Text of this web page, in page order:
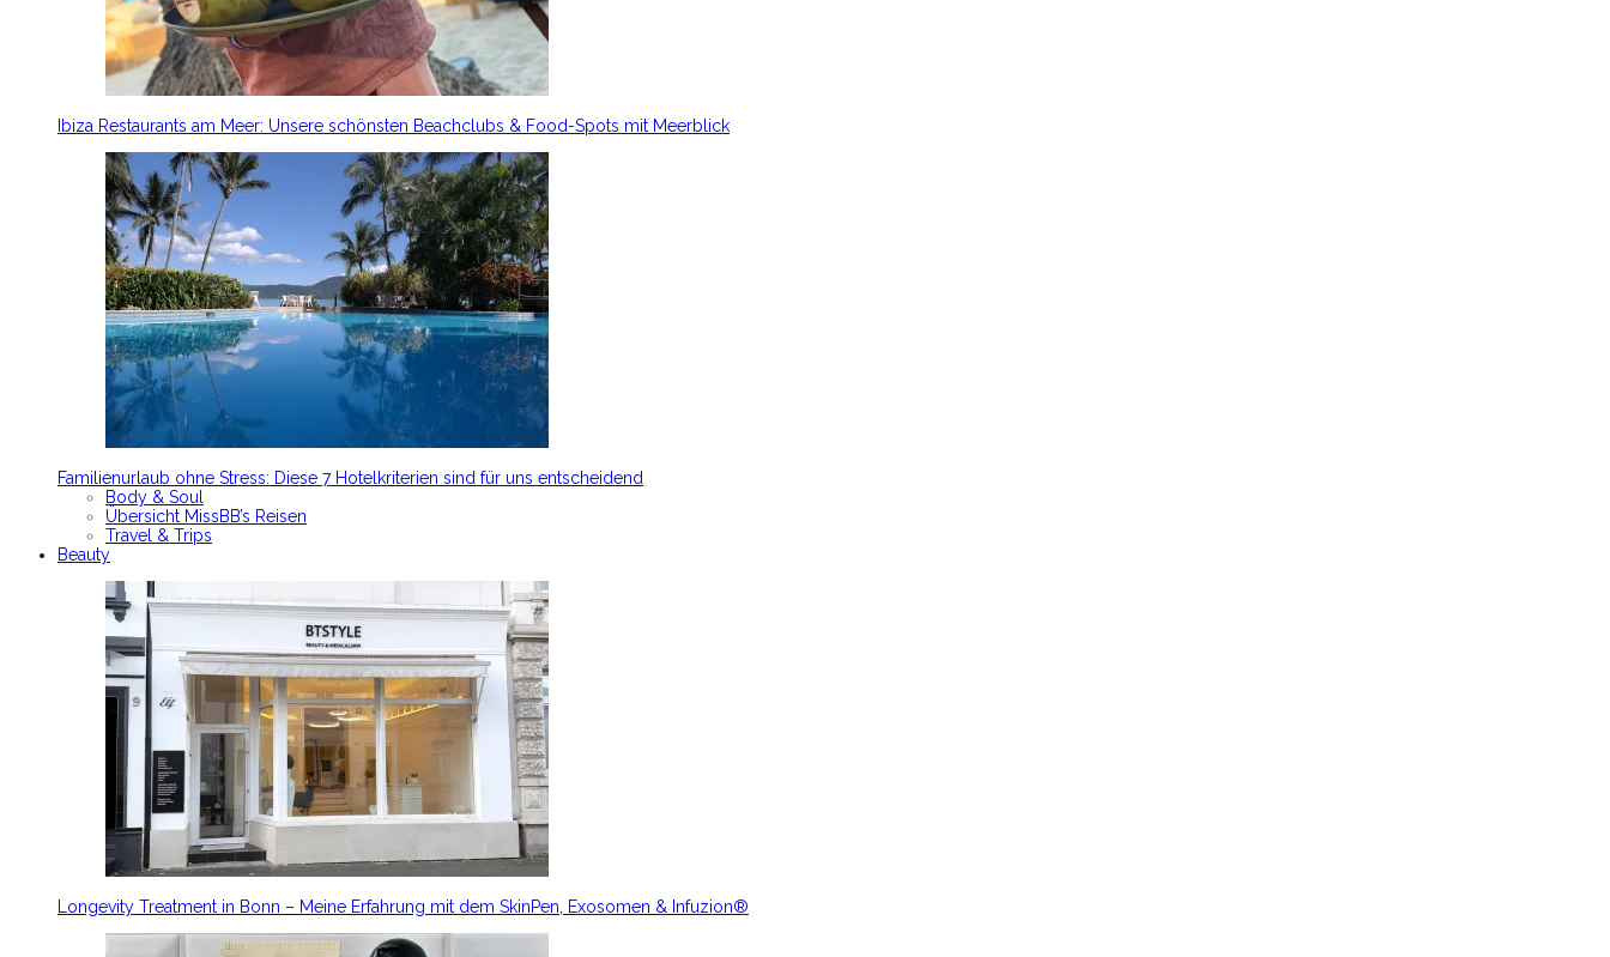
Ibiza Restaurants am Meer: Unsere schönsten Beachclubs & Food-Spots mit Meerblick
Familienurlaub ohne Stress: Diese 7 Hotelkriterien sind für uns entscheidend
Body & Soul
Übersicht MissBB’s Reisen
Travel & Trips
Beauty
Longevity Treatment in Bonn – Meine Erfahrung mit dem SkinPen, Exosomen & Infuzion®